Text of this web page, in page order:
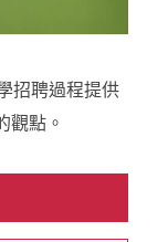
招聘過程提供
觀點。